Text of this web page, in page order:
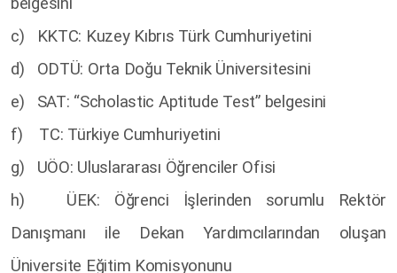
c) KKTC: Kuzey Kıbrıs Türk Cumhuriyetini
d) ODTÜ: Orta Doğu Teknik Üniversitesini
e) SAT: “Scholastic Aptitude Test” belgesini
f) TC: Türkiye Cumhuriyetini
g) UÖO: Uluslararası Öğrenciler Ofisi
h) ÜEK: Öğrenci İşlerinden sorumlu Rektör
Danışmanı ile Dekan Yardımcılarından oluşan
Üniversite Eğitim Komisyonunu